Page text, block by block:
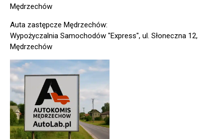
Mędrzechów
Auta zastępcze Mędrzechów:
Wypożyczalnia Samochodów "Express", ul. Słoneczna 12,
Mędrzechów